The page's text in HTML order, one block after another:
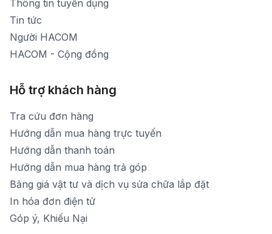
Thông tin tuyển dụng
Tin tức
Người HACOM
HACOM - Cộng đồng
Hỗ trợ khách hàng
Tra cứu đơn hàng
Hướng dẫn mua hàng trực tuyến
Hướng dẫn thanh toán
Hướng dẫn mua hàng trả góp
Bảng giá vật tư và dịch vụ sửa chữa lắp đặt
In hóa đơn điện tử
Góp ý, Khiếu Nại